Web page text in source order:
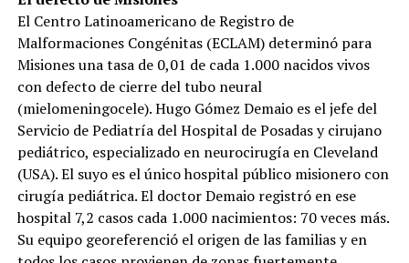
El Centro Latinoamericano de Registro de
Malformaciones Congénitas (ECLAM) determinó para
Misiones una tasa de 0,01 de cada 1.000 nacidos vivos
con defecto de cierre del tubo neural
(mielomeningocele). Hugo Gómez Demaio es el jefe del
Servicio de Pediatría del Hospital de Posadas y cirujano
pediátrico, especializado en neurocirugía en Cleveland
(USA). El suyo es el único hospital público misionero con
cirugía pediátrica. El doctor Demaio registró en ese
hospital 7,2 casos cada 1.000 nacimientos: 70 veces más.
Su equipo georeferenció el origen de las familias y en